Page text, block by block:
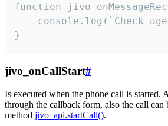
function
}
jivo_onCallStart#
Is executed when the phone call is started.
through the callback form, also the call
method jivo_api.startCall().